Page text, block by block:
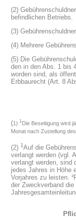
(2)
befindlichen Betriebs.
(3)
(4) Mehrere
(5) Die
den in den Abs. 1 bis
worden sind, als
Erbbaurecht (Art. 8
(1) 1Die Beseitigung wird
Monat nach Zustellung
(2) 1Auf die
verlangt werden (vgl.
verlangt werden, sind
jedes Jahres in Höhe
Vorjahres zu leisten.
der Zweckverband